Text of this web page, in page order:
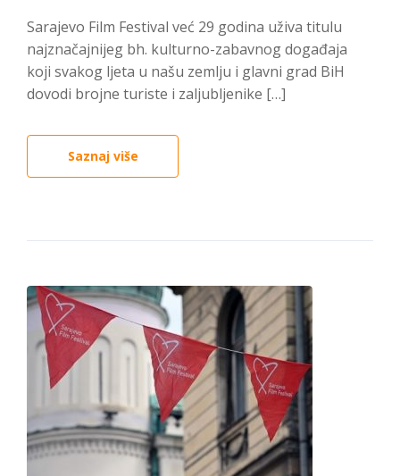
Sarajevo Film Festival već 29 godina uživa titulu
najznačajnijeg bh. kulturno-zabavnog događaja
koji svakog ljeta u našu zemlju i glavni grad BiH
dovodi brojne turiste i zaljubljenike […]
Saznaj više